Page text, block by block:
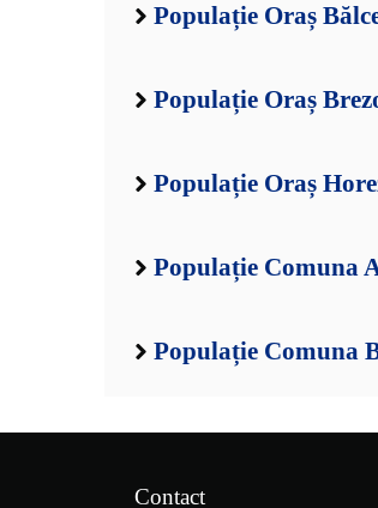
Populație Oraș
Populație Oraș
Populație Oraș
Populație Comuna
Populație Comuna
Contact